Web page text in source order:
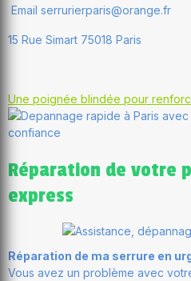
Email serrurierparis@orange.fr
15 Rue Simart 75018 Paris
Une poignée blindée pour
Réparation de votre
express
Réparation de ma serrure en
Vous avez un problème avec